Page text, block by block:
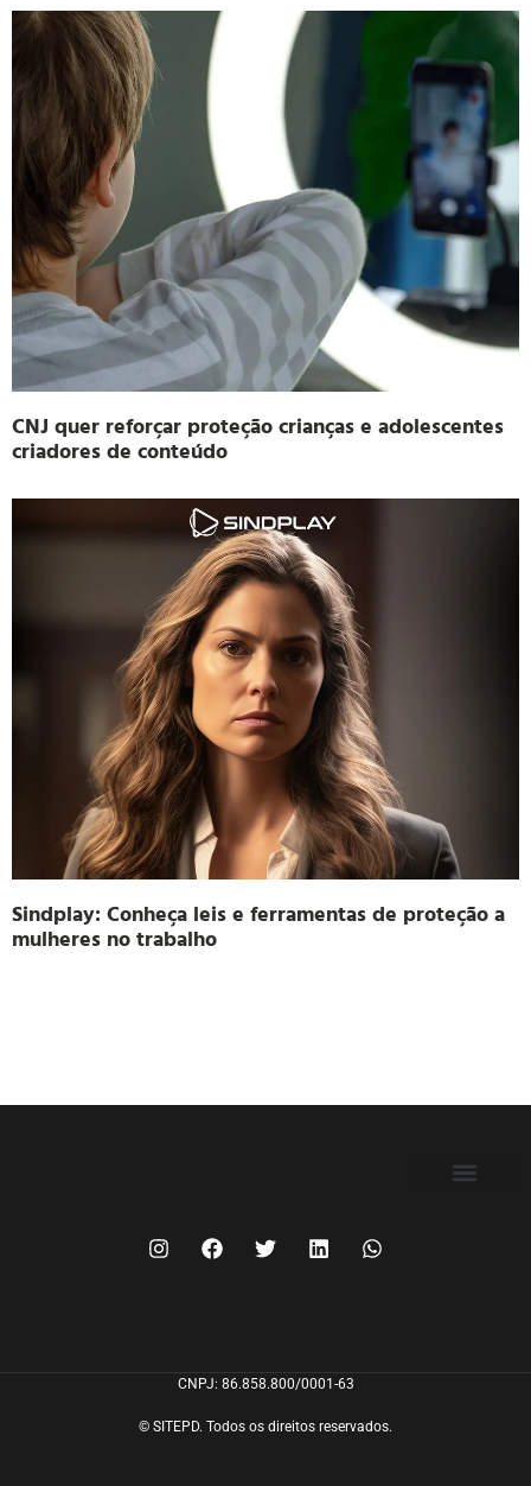
CNJ quer reforçar proteção crianças e adolescentes
criadores de conteúdo
Sindplay: Conheça leis e ferramentas de proteção a
mulheres no trabalho
CNPJ: 86.858.800/0001-63
© SITEPD. Todos os direitos reservados.